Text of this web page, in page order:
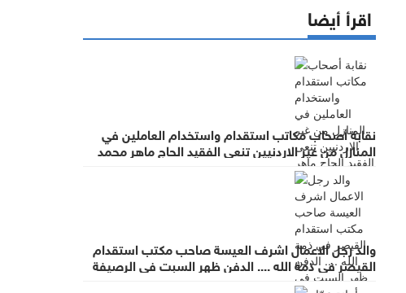
اقرأ أيضا
نقابة أصحاب مكاتب استقدام واستخدام العاملين في
المنازل من غير الاردنيين تنعى الفقيد الحاج ماهر محمد
العيسة
والد رجل الاعمال اشرف العيسة صاحب مكتب استقدام
القيصر في ذمة الله .... الدفن ظهر السبت في الرصيفة
والعزاء في ديوان صانور بحي الرشيد